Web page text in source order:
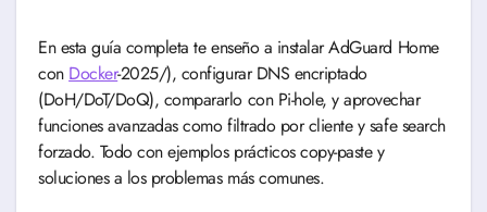
En esta guía completa te enseño a instalar AdGuard Home
con Docker-2025/), configurar DNS encriptado
(DoH/DoT/DoQ), compararlo con Pi-hole, y aprovechar
funciones avanzadas como filtrado por cliente y safe search
forzado. Todo con ejemplos prácticos copy-paste y
soluciones a los problemas más comunes.